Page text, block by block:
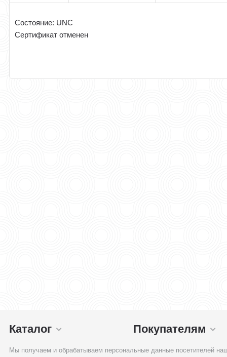
Состояние: UNC
Сертификат отменен
Каталог Покупателям
Мы получаем и обрабатываем персональные данные посетителей